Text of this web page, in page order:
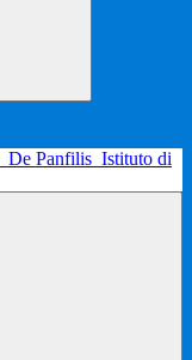
De Panfilis Istituto di